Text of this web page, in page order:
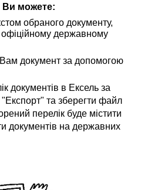
Ви можете:
обраного документу,
державному
документ за допомогою
документів в Ексель за
та зберегти файл
перелік буде містити
документів на державних